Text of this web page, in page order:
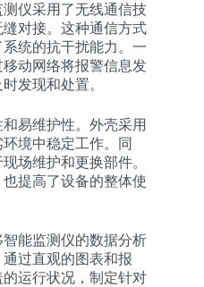
仪采用了无线通信技
对接。这种通信方式
统的抗干扰能力。一
动网络将报警信息发
发现和处置。
易维护性。外壳采用
境中稳定工作。同
场维护和更换部件。
提高了设备的整体使
能监测仪的数据分析
过直观的图表和报
运行状况，制定针对